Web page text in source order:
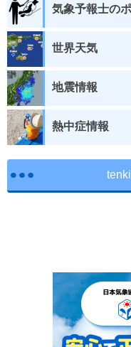
気象予報士の
世界天気
地震情報
熱中症情報